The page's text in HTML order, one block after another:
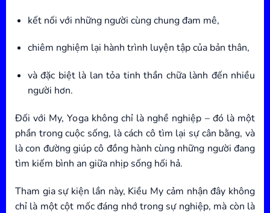
kết nối với những người cùng chung đam mê,
chiêm nghiệm lại hành trình luyện tập của bản thân,
và đặc biệt là lan tỏa tinh thần chữa lành đến nhiều
người hơn.
Đối với My, Yoga không chỉ là nghề nghiệp – đó là một
phần trong cuộc sống, là cách cô tìm lại sự cân bằng, và
là con đường giúp cô đồng hành cùng những người đang
tìm kiếm bình an giữa nhịp sống hối hả.
Tham gia sự kiện lần này, Kiều My cảm nhận đây không
chỉ là một cột mốc đáng nhớ trong sự nghiệp, mà còn là